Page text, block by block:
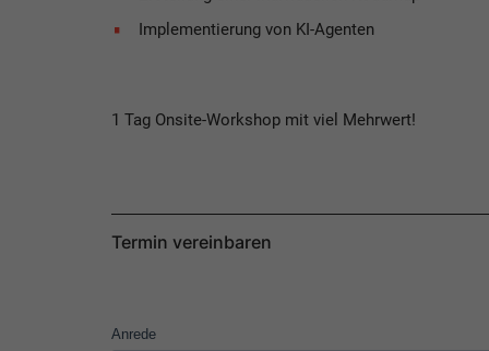
Implementierung von KI-Agenten
1 Tag Onsite-Workshop mit viel Mehrwert!
Termin vereinbaren